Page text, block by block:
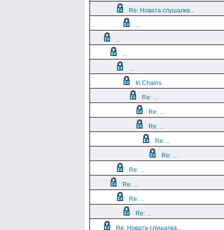
Re: Новата слушалка...
...
...
...
...
In Chains
Re: ...
Re: ...
Re: ...
Re: ...
Re: ...
Re: ...
Re: ...
Re: ...
Re: ...
Re: Новата слушалка...